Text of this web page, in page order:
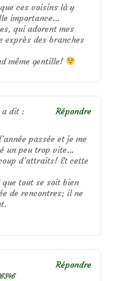
ces voisins là y
importance…
qui adorent mes
exprès des branches
même gentille!
a dit :
passée et je me
un peu trop vite…
d’attraits! Et cette
tout se soit bien
de rencontres; il ne
Répondre
Répondre